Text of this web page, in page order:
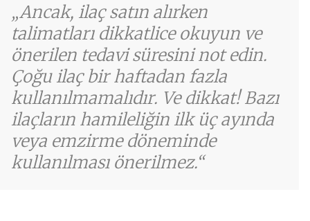
Ancak, ilaç satın alırken
talimatları dikkatlice okuyun ve
önerilen tedavi süresini not edin.
Çoğu ilaç bir haftadan fazla
kullanılmamalıdır. Ve dikkat! Bazı
ilaçların hamileliğin ilk üç ayında
veya emzirme döneminde
kullanılması önerilmez.